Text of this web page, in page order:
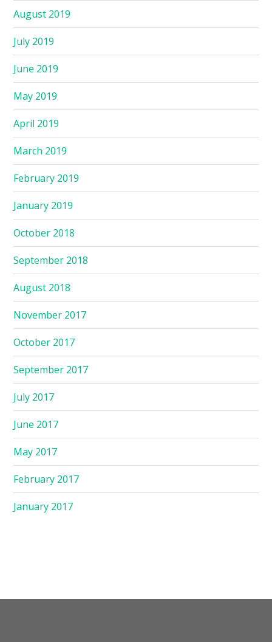
August 2019
July 2019
June 2019
May 2019
April 2019
March 2019
February 2019
January 2019
October 2018
September 2018
August 2018
November 2017
October 2017
September 2017
July 2017
June 2017
May 2017
February 2017
January 2017